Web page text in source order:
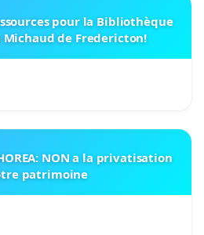
pour la Bibliothèque
de Fredericton!
NON a la privatisation
patrimoine